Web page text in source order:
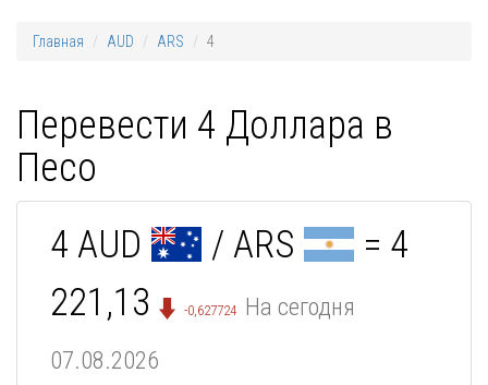
Главная AUD ARS 4
Перевести 4 Доллара в
Песо
4 AUD / ARS
= 4
221,13
-0,627724 На сегодня
07.08.2026